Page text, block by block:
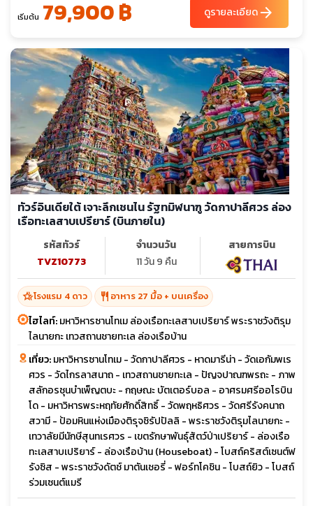
เริ่มต้น 79,900 ฿ ดูรายละเอียดarrow_forward
ทัวร์อินเดียใต้ เจาะลึกเชนไน รัฐทมิฬนาฑู วัดกาปาลีศวร ล่อง
เรือทะเลสาบเปรียาร์ (บินภายใน)
รหัสทัวร์
TVZ10773
จำนวนวัน
11 วัน 9 คืน
สายการบิน
hotel_classโรงแรม 4 ดาว restaurant อาหาร 27 มื้อ + บนเครื่อง
ไฮไลท์:มหาวิหารซานโทเม ล่องเรือทะเลสาบเปริยาร์ พระราชวังติรุม
ไลนายกะ เทวสถานชายทะเล ล่องเรือบ้าน
เที่ยว:มหาวิหารซานโทเม - วัดกาปาลีศวร - หาดมารีน่า - วัดเอกัมพเร
ศวร - วัดไกรลาสนาถ - เทวสถานชายทะเล - ปัญจปาณฑพรถะ - ภาพ
สลักอรชุนบำเพ็ญตบะ - กฤษณะ บัตเตอร์บอล - อาศรมศรีออโรบิน
โด - มหาวิหารพระหฤทัยศักดิ์สิทธิ์ - วัดพฤหธิศวร - วัดศรีรังคนาถ
สวามี - ป้อมหินแห่งเมืองติรุจชิรัปปัลลิ - พระราชวังติรุมไลนายกะ -
เทวาลัยมีนักษีสุนทเรศวร - เขตรักษาพันธุ์สัตว์ป่าเปริยาร์ - ล่องเรือ
ทะเลสาบเปริยาร์ - ล่องเรือบ้าน (Houseboat) - โบสถ์คริสต์เซนต์ฟ
รังซิส - พระราชวังดัตช์ มาตันเชอรี่ - ฟอร์ทโคชิน - โบสถ์ยิว - โบสถ์
ร่วมเซนต์แมรี